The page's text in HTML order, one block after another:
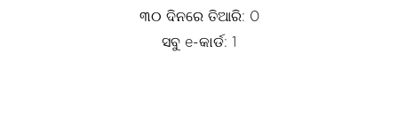
୩୦ ଦିନରେ ତିଆରି: 0
ସବୁ e-କାର୍ଡ: 1